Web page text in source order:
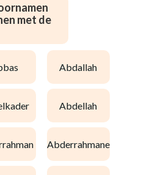
met de
abdallah
abdellah
abderrahmane